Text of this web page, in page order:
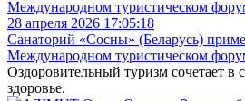
28 апреля 2026 17:05:18
Санаторий «Сосны» (Беларусь)
Международном туристическом
Оздоровительный туризм сочетает в
здоровье.